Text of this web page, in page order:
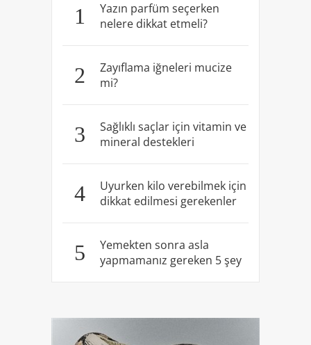
1
Yazın parfüm seçerken
nelere dikkat etmeli?
2
Zayıflama iğneleri mucize
mi?
3
Sağlıklı saçlar için vitamin ve
mineral destekleri
4
Uyurken kilo verebilmek için
dikkat edilmesi gerekenler
5
Yemekten sonra asla
yapmamanız gereken 5 şey